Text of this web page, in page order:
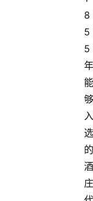
8
5
5
年
能
够
入
选
的
酒
庄